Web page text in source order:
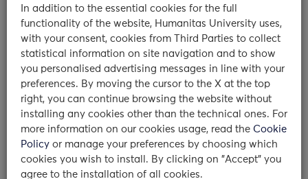
MORE NEWS
In addition to the essential cookies for the full
functionality of the website, Humanitas University uses,
with your consent, cookies from Third Parties to collect
statistical information on site navigation and to show
you personalised advertising messages in line with your
preferences. By moving the cursor to the X at the top
right, you can continue browsing the website without
installing any cookies other than the technical ones. For
more information on our cookies usage, read the Cookie
Policy or manage your preferences by choosing which
cookies you wish to install. By clicking on "Accept" you
agree to the installation of all cookies.